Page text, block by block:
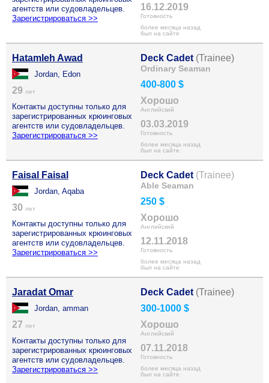
агентств или судовладельцев.
Зарегистрироваться >>
16.12.2019
Готовность
более месяца назад
был на сайте
Hatamleh Awad
Jordan, Edon
29 лет
Контакты доступны только для
зарегистрированных крюинговых
агентств или судовладельцев.
Зарегистрироваться >>
Deck Cadet (Trainee)
Ordinary Seaman
400-800 $
Хорошо
Английский
03.03.2019
Готовность
более месяца назад
был на сайте
Faisal Faisal
Jordan, Aqaba
30 лет
Контакты доступны только для
зарегистрированных крюинговых
агентств или судовладельцев.
Зарегистрироваться >>
Deck Cadet (Trainee)
Able Seaman
250 $
Хорошо
Английский
12.11.2018
Готовность
более месяца назад
был на сайте
Jaradat Omar
Jordan, amman
27 лет
Контакты доступны только для
зарегистрированных крюинговых
агентств или судовладельцев.
Зарегистрироваться >>
Deck Cadet (Trainee)
300-1000 $
Хорошо
Английский
07.11.2018
Готовность
более месяца назад
был на сайте